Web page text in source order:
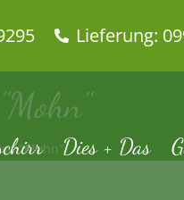
Lieferung:
Dies + Das
"Mohn"